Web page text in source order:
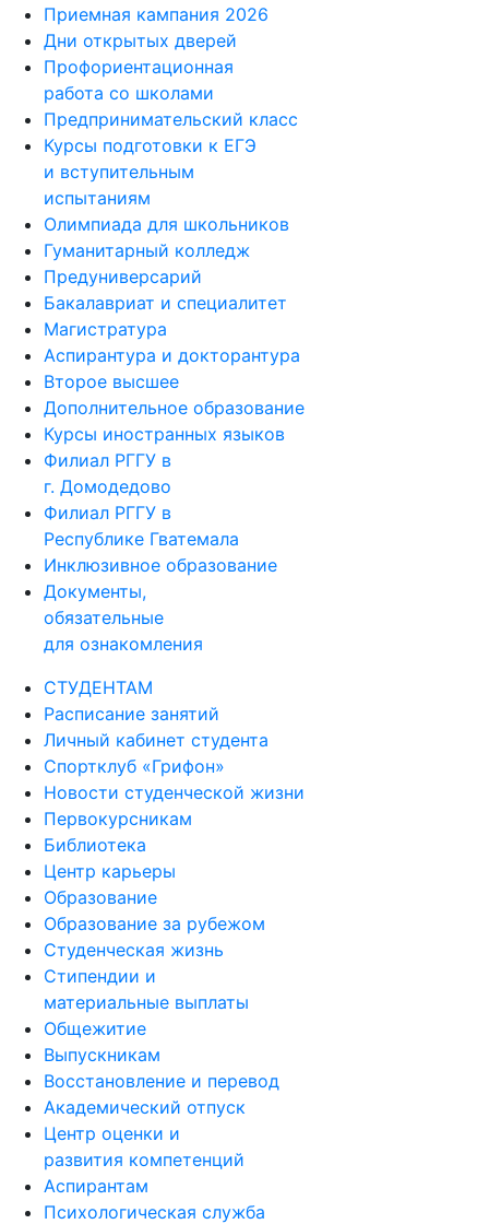
Приемная кампания 2026
Дни открытых дверей
Профориентационная
работа со школами
Предпринимательский класс
Курсы подготовки к ЕГЭ
и вступительным
испытаниям
Олимпиада для школьников
Гуманитарный колледж
Предуниверсарий
Бакалавриат и специалитет
Магистратура
Аспирантура и докторантура
Второе высшее
Дополнительное образование
Курсы иностранных языков
Филиал РГГУ в
г. Домодедово
Филиал РГГУ в
Республике Гватемала
Инклюзивное образование
Документы,
обязательные
для ознакомления
СТУДЕНТАМ
Расписание занятий
Личный кабинет студента
Спортклуб «Грифон»
Новости студенческой жизни
Первокурсникам
Библиотека
Центр карьеры
Образование
Образование за рубежом
Студенческая жизнь
Стипендии и
материальные выплаты
Общежитие
Выпускникам
Восстановление и перевод
Академический отпуск
Центр оценки и
развития компетенций
Аспирантам
Психологическая служба